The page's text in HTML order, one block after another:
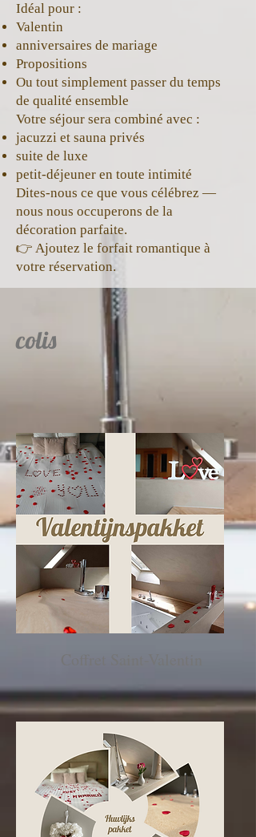
Idéal pour :
Valentin
anniversaires de mariage
Propositions
Ou tout simplement passer du temps
de qualité ensemble
Votre séjour sera combiné avec :
jacuzzi et sauna privés
suite de luxe
petit-déjeuner en toute intimité
Dites-nous ce que vous célébrez —
nous nous occuperons de la
décoration parfaite.
👉 Ajoutez le forfait romantique à
votre réservation.
colis